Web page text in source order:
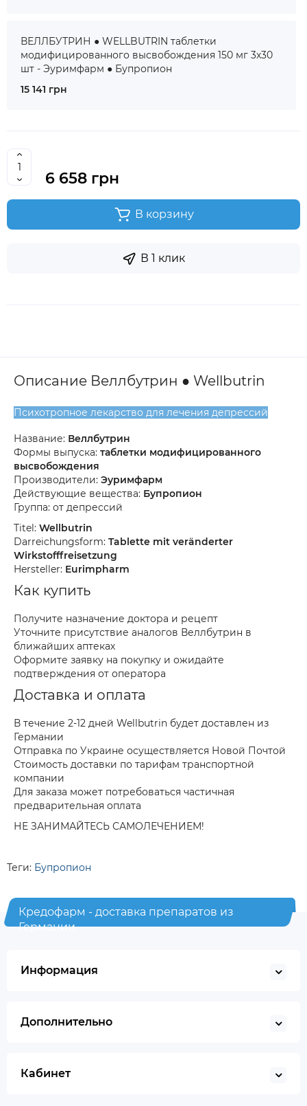
ВЕЛЛБУТРИН ● WELLBUTRIN таблетки
модифицированного высвобождения 150 мг 3x30
шт - Эуримфарм ● Бупропион
15 141 грн
6 658 грн
В корзину
В 1 клик
Описание Веллбутрин ● Wellbutrin
Психотропное лекарство для лечения депрессий
Название: Веллбутрин
Формы выпуска: таблетки модифицированного
высвобождения
Производители: Эуримфарм
Действующие вещества: Бупропион
Группа: от депрессий
Titel: Wellbutrin
Darreichungsform: Tablette mit veränderter
Wirkstofffreisetzung
Hersteller: Eurimpharm
Как купить
Получите назначение доктора и рецепт
Уточните присутствие аналогов Веллбутрин в
ближайших аптеках
Оформите заявку на покупку и ожидайте
подтверждения от оператора
Доставка и оплата
В течение 2-12 дней Wellbutrin будет доставлен из
Германии
Отправка по Украине осуществляется Новой Почтой
Стоимость доставки по тарифам транспортной
компании
Для заказа может потребоваться частичная
предварительная оплата
НЕ ЗАНИМАЙТЕСЬ САМОЛЕЧЕНИЕМ!
Теги: Бупропион
Кредофарм - доставка препаратов из
Германии
Информация
Дополнительно
Кабинет